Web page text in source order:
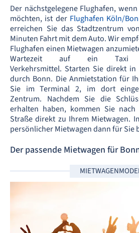
Der nächstgelegene Flughafen,
möchten, ist der Flughafen Köln/
erreichen Sie das Stadtzentrum
Minuten Fahrt mit dem Auto. Wir
Flughafen einen Mietwagen
Wartezeit auf ein Taxi
Verkehrsmittel. Starten Sie direkt in
durch Bonn. Die Anmietstation für
Sie im Terminal 2, im dort
Zentrum. Nachdem Sie die
erhalten haben, kommen Sie
Straße direkt zu Ihrem Mietwagen.
persönlicher Mietwagen dann für Sie
Der passende Mietwagen für